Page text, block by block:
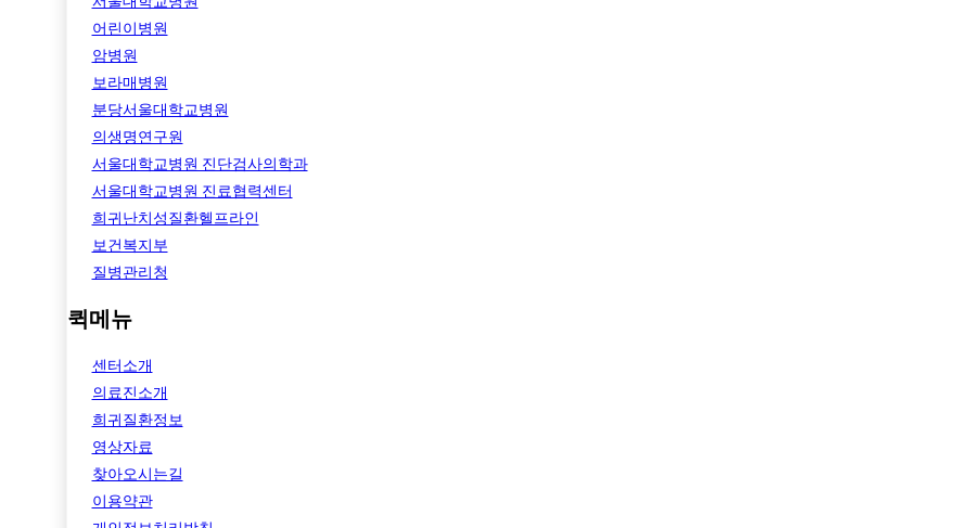
어린이병원
암병원
보라매병원
분당서울대학교병원
의생명연구원
서울대학교병원 진단검사의학과
서울대학교병원 진료협력센터
희귀난치성질환헬프라인
보건복지부
질병관리청
퀵메뉴
센터소개
의료진소개
희귀질환정보
영상자료
찾아오시는길
이용약관